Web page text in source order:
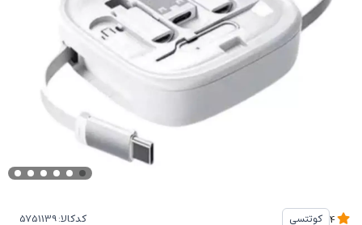
کوتتسی کدکالا: